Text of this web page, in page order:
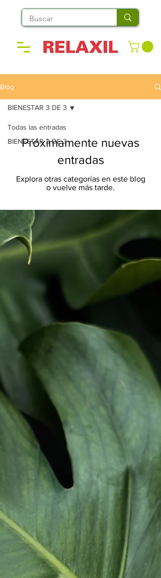
Blog
Todas las entradas
BIENESTAR 3 DE 3
BIENESTAR 3 DE 3
Próximamente nuevas
entradas
Explora otras categorías en este blog
o vuelve más tarde.